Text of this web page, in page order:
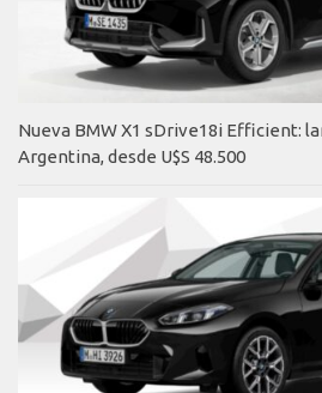
Nueva BMW X1 sDrive18i Efficient:
Argentina, desde U$S 48.500